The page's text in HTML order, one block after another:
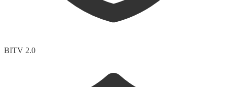
BITV 2.0